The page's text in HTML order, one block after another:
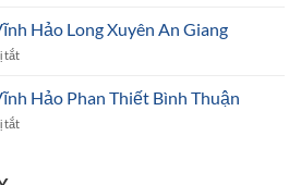
Thuận
khoáng
Hảo
Lãnh
Hảo Long Xuyên An Giang
tắtở
khoáng
Hảo
Hảo Phan Thiết Bình Thuận
tắtở